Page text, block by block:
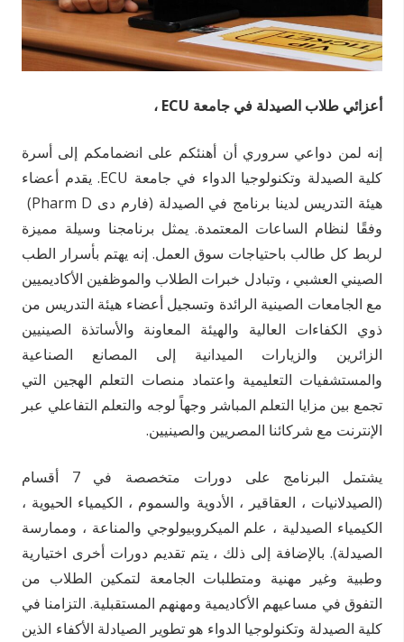
أعزائي طلاب الصيدلة في جامعة ECU ،
إنه لمن دواعي سروري أن أهنئكم على انضمامكم إلى أسرة
كلية الصيدلة وتكنولوجيا الدواء في جامعة ECU. يقدم أعضاء
هيئة التدريس لدينا برنامج في الصيدلة (فارم دى Pharm D)
وفقًا لنظام الساعات المعتمدة. يمثل برنامجنا وسيلة مميزة
لربط كل طالب باحتياجات سوق العمل. إنه يهتم بأسرار الطب
الصيني العشبي ، وتبادل خبرات الطلاب والموظفين الأكاديميين
مع الجامعات الصينية الرائدة وتسجيل أعضاء هيئة التدريس من
ذوي الكفاءات العالية والهيئة المعاونة والأساتذة الصينيين
الزائرين والزيارات الميدانية إلى المصانع الصناعية
والمستشفيات التعليمية واعتماد منصات التعلم الهجين التي
تجمع بين مزايا التعلم المباشر وجهاً لوجه والتعلم التفاعلي عبر
الإنترنت مع شركائنا المصريين والصينيين.
يشتمل البرنامج على دورات متخصصة في 7 أقسام
(الصيدلانيات ، العقاقير ، الأدوية والسموم ، الكيمياء الحيوية ،
الكيمياء الصيدلية ، علم الميكروبيولوجي والمناعة ، وممارسة
الصيدلة). بالإضافة إلى ذلك ، يتم تقديم دورات أخرى اختيارية
وطبية وغير مهنية ومتطلبات الجامعة لتمكين الطلاب من
التفوق في مساعيهم الأكاديمية ومهنهم المستقبلية. التزامنا في
كلية الصيدلة وتكنولوجيا الدواء هو تطوير الصيادلة الأكفاء الذين